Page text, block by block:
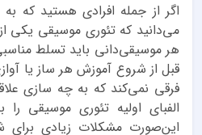
اگر از جمله افرادی هستید که
می‌دانید که تئوری موسیقی یکی
هر موسیقی‌دانی باید تسلط
قبل از شروع آموزش هر ساز یا
فرقی نمی‌کند که به چه سازی
الفبای اولیه تئوری موسیقی
این‌صورت مشکلات زیادی برای